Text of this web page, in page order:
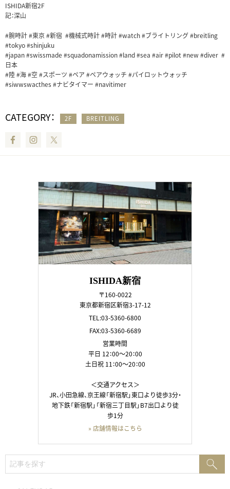
ISHIDA新宿2F
記：深山
#腕時計 #東京 #新宿 #機械式時計 #時計 #watch #ブライトリング #breitling
#tokyo #shinjuku
#japan #swissmade #squadonamission #land #sea #air #pilot #new #diver #
日本
#陸 #海 #空 #スポーツ #ペア #ペアウォッチ #パイロットウォッチ
#siwwswacthes #ナビタイマー #navitimer
CATEGORY： 2F BREITLING
FacebookInstagram
ISHIDA新宿
〒160-0022
東京都新宿区新宿3-17-12
TEL:03-5360-6800
FAX:03-5360-6689
営業時間
平日 12：00～20：00
土日祝 11：00～20：00
＜交通アクセス＞
JR、小田急線、京王線「新宿駅」東口より徒歩3分・
地下鉄「新宿駅」「新宿三丁目駅」B7出口より徒
歩1分
» 店舗情報はこちら
索: